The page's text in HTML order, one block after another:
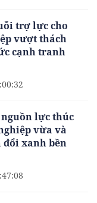
trợ lực cho
vượt thách
cạnh tranh
lực thúc
vừa và
đổi xanh bền